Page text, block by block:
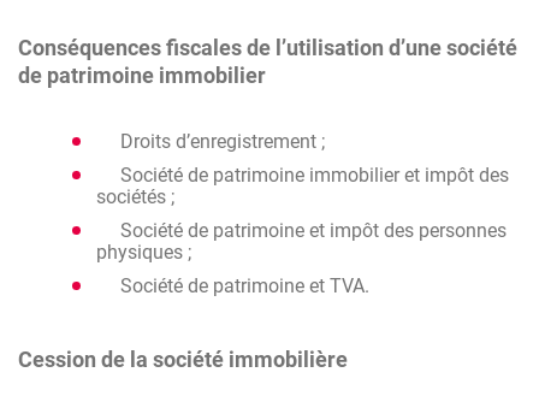
Conséquences fiscales de l’utilisation d’une société
de patrimoine immobilier
Droits d’enregistrement ;
Société de patrimoine immobilier et impôt des
sociétés ;
Société de patrimoine et impôt des personnes
physiques ;
Société de patrimoine et TVA.
Cession de la société immobilière